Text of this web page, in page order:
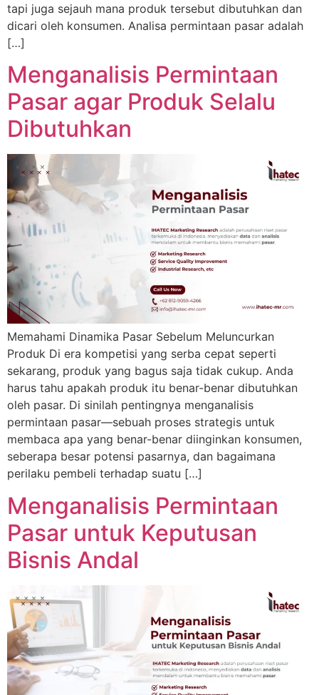
tapi juga sejauh mana produk tersebut dibutuhkan dan
dicari oleh konsumen. Analisa permintaan pasar adalah
[…]
Menganalisis Permintaan
Pasar agar Produk Selalu
Dibutuhkan
Memahami Dinamika Pasar Sebelum Meluncurkan
Produk Di era kompetisi yang serba cepat seperti
sekarang, produk yang bagus saja tidak cukup. Anda
harus tahu apakah produk itu benar-benar dibutuhkan
oleh pasar. Di sinilah pentingnya menganalisis
permintaan pasar—sebuah proses strategis untuk
membaca apa yang benar-benar diinginkan konsumen,
seberapa besar potensi pasarnya, dan bagaimana
perilaku pembeli terhadap suatu […]
Menganalisis Permintaan
Pasar untuk Keputusan
Bisnis Andal